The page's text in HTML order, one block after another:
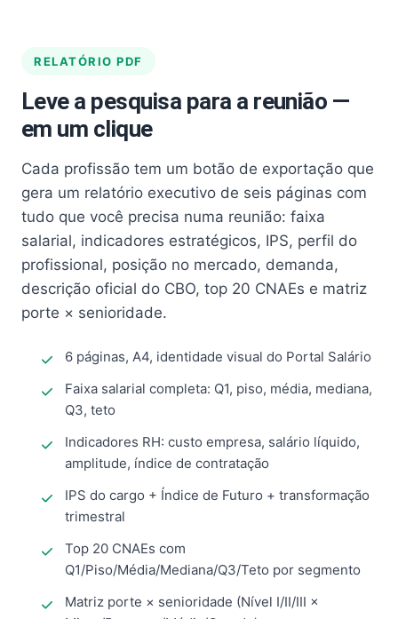
RELATÓRIO PDF
Leve a pesquisa para a reunião —
em um clique
Cada profissão tem um botão de exportação que
gera um relatório executivo de seis páginas com
tudo que você precisa numa reunião: faixa
salarial, indicadores estratégicos, IPS, perfil do
profissional, posição no mercado, demanda,
descrição oficial do CBO, top 20 CNAEs e matriz
porte × senioridade.
6 páginas, A4, identidade visual do Portal Salário
Faixa salarial completa: Q1, piso, média, mediana,
Q3, teto
Indicadores RH: custo empresa, salário líquido,
amplitude, índice de contratação
IPS do cargo + Índice de Futuro + transformação
trimestral
Top 20 CNAEs com
Q1/Piso/Média/Mediana/Q3/Teto por segmento
Matriz porte × senioridade (Nível I/II/III ×